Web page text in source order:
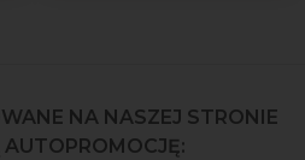
NA NASZEJ STRONIE